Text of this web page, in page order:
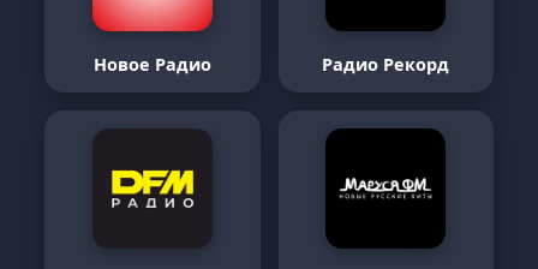
Новое Радио Радио Рекорд